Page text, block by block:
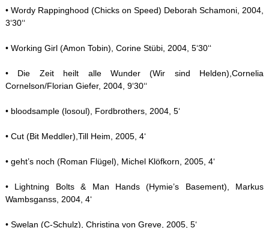
• Wordy Rappinghood (Chicks on Speed) Deborah Schamoni, 2004,
3‘30‘‘
• Working Girl (Amon Tobin), Corine Stübi, 2004, 5‘30‘‘
• Die Zeit heilt alle Wunder (Wir sind Helden),Cornelia
Cornelson/Florian Giefer, 2004, 9‘30‘‘
• bloodsample (losoul), Fordbrothers, 2004, 5‘
• Cut (Bit Meddler),Till Heim, 2005, 4‘
• geht’s noch (Roman Flügel), Michel Klöfkorn, 2005, 4‘
• Lightning Bolts & Man Hands (Hymie’s Basement), Markus
Wambsganss, 2004, 4‘
• Swelan (C-Schulz), Christina von Greve, 2005, 5‘